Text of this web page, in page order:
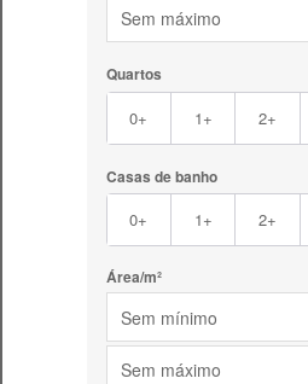
Sem máximo
Quartos
0+ 1+ 2+
Casas de banho
0+ 1+ 2+
Área/m²
Sem mínimo
Sem máximo